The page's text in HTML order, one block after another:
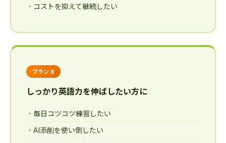
コストを抑えて継続したい
プラン B
しっかり英語力を伸ばしたい方に
毎日コツコツ練習したい
AI添削を使い倒したい